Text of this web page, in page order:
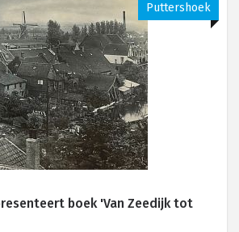
Puttershoek
boek 'Van Zeedijk tot